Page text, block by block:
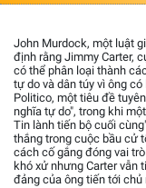
John Murdock, một luật
định rằng Jimmy Carter,
có thể phân loại thành
tự do và dân túy vì ông
Politico, một tiêu đề
nghĩa tự do", trong khi
Tin lành tiến bộ cuối
thắng trong cuộc bầu cử
cách cố gắng đóng vai
khó xử nhưng Carter vẫn
đảng của ông tiến tới